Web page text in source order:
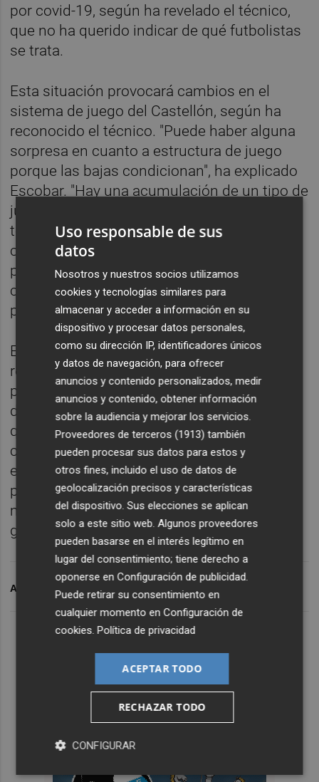
por covid-19, según ha revelado el técnico,
que no ha querido indicar de qué futbolistas
se trata.
Esta situación provocará cambios en el
sistema de juego del Castellón, según ha
reconocido el técnico. "Puede haber alguna
sorpresa en cuanto a estructura de juego
porque las bajas condicionan", ha explicado
Escobar. "Hay una acumulación de un tipo de
jugador y nos faltan de otro tipo. Pero
tenemos claro que va a saltar un
competitivo y con una ilusión enorme
porque el futbolista tiene muchas ganas de
competir después de estar tanto tiempo
parado", ha remarcado.
El técnico del Castellón también se ha
referido al hecho de acumular muchos
partidos en las próximas semanas después
de un mes de inactividad. Son obstáculos
que se ponen en el camino, pero vamos a
competir con todo y con la ilusión de ganar
en el Mini Estadi a un equipo que se juega la
posibilidad de ser líder. Va a ser un partido
maravilloso, pese a que va a haber poca
gente en la grada", ha concluido Escobar.
ARCHIVADO EN CD CASTELLON
Uso responsable de sus
datos
Nosotros y nuestros socios utilizamos
cookies y tecnologías similares para
almacenar y acceder a información en su
dispositivo y procesar datos personales,
como su dirección IP, identificadores únicos
y datos de navegación, para ofrecer
anuncios y contenido personalizados, medir
anuncios y contenido, obtener información
sobre la audiencia y mejorar los servicios.
Proveedores de terceros (1913) también
pueden procesar sus datos para estos y
otros fines, incluido el uso de datos de
geolocalización precisos y características
del dispositivo. Sus elecciones se aplican
solo a este sitio web. Algunos proveedores
pueden basarse en el interés legítimo en
lugar del consentimiento; tiene derecho a
oponerse enConfiguración de publicidad.
Puede retirar su consentimiento en
cualquier momento enConfiguración de
cookies.Política de privacidad
ACEPTAR TODO
RECHAZAR TODO
CONFIGURAR